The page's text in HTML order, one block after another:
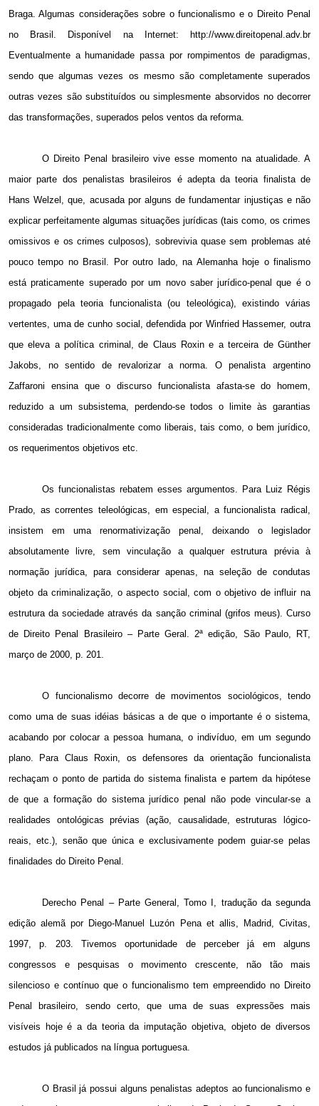
Braga. Algumas considerações sobre o funcionalismo e o Direito Penal
no Brasil. Disponível na Internet: http://www.direitopenal.adv.br
Eventualmente a humanidade passa por rompimentos de paradigmas,
sendo que algumas vezes os mesmo são completamente superados
outras vezes são substituídos ou simplesmente absorvidos no decorrer
das transformações, superados pelos ventos da reforma.
O Direito Penal brasileiro vive esse momento na atualidade. A
maior parte dos penalistas brasileiros é adepta da teoria finalista de
Hans Welzel, que, acusada por alguns de fundamentar injustiças e não
explicar perfeitamente algumas situações jurídicas (tais como, os crimes
omissivos e os crimes culposos), sobrevivia quase sem problemas até
pouco tempo no Brasil. Por outro lado, na Alemanha hoje o finalismo
está praticamente superado por um novo saber jurídico-penal que é o
propagado pela teoria funcionalista (ou teleológica), existindo várias
vertentes, uma de cunho social, defendida por Winfried Hassemer, outra
que eleva a política criminal, de Claus Roxin e a terceira de Günther
Jakobs, no sentido de revalorizar a norma. O penalista argentino
Zaffaroni ensina que o discurso funcionalista afasta-se do homem,
reduzido a um subsistema, perdendo-se todos o limite às garantias
consideradas tradicionalmente como liberais, tais como, o bem jurídico,
os requerimentos objetivos etc.
Os funcionalistas rebatem esses argumentos. Para Luiz Régis
Prado, as correntes teleológicas, em especial, a funcionalista radical,
insistem em uma renormativização penal, deixando o legislador
absolutamente livre, sem vinculação a qualquer estrutura prévia à
normação jurídica, para considerar apenas, na seleção de condutas
objeto da criminalização, o aspecto social, com o objetivo de influir na
estrutura da sociedade através da sanção criminal (grifos meus). Curso
de Direito Penal Brasileiro – Parte Geral. 2ª edição, São Paulo, RT,
março de 2000, p. 201.
O funcionalismo decorre de movimentos sociológicos, tendo
como uma de suas idéias básicas a de que o importante é o sistema,
acabando por colocar a pessoa humana, o indivíduo, em um segundo
plano. Para Claus Roxin, os defensores da orientação funcionalista
rechaçam o ponto de partida do sistema finalista e partem da hipótese
de que a formação do sistema jurídico penal não pode vincular-se a
realidades ontológicas prévias (ação, causalidade, estruturas lógico-
reais, etc.), senão que única e exclusivamente podem guiar-se pelas
finalidades do Direito Penal.
Derecho Penal – Parte General, Tomo I, tradução da segunda
edição alemã por Diego-Manuel Luzón Pena et allis, Madrid, Civitas,
1997, p. 203. Tivemos oportunidade de perceber já em alguns
congressos e pesquisas o movimento crescente, não tão mais
silencioso e contínuo que o funcionalismo tem empreendido no Direito
Penal brasileiro, sendo certo, que uma de suas expressões mais
visíveis hoje é a da teoria da imputação objetiva, objeto de diversos
estudos já publicados na língua portuguesa.
O Brasil já possui alguns penalistas adeptos ao funcionalismo e